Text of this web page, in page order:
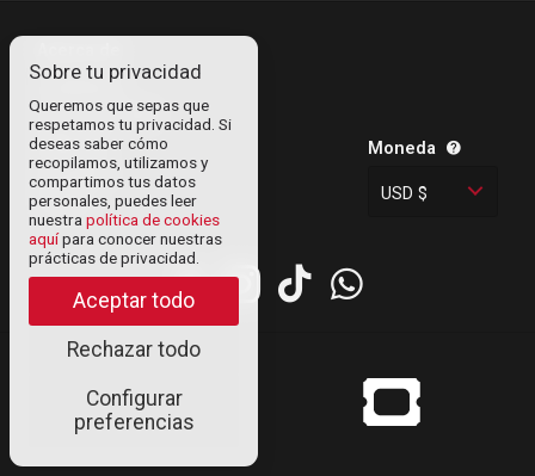
Sobre tu privacidad
Queremos que sepas que
respetamos tu privacidad. Si
deseas saber cómo
recopilamos, utilizamos y
compartimos tus datos
personales, puedes leer
nuestra política de cookies
aquípara conocer nuestras
prácticas de privacidad.
Aceptar todo
Rechazar todo
Configurar
preferencias
Contáctanos
Información legal
Política de
privacidad
Cookies
Moneda
USD $
© Uneticket
venezuela 2019